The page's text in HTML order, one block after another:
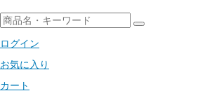
ログイン
お気に入り
カート